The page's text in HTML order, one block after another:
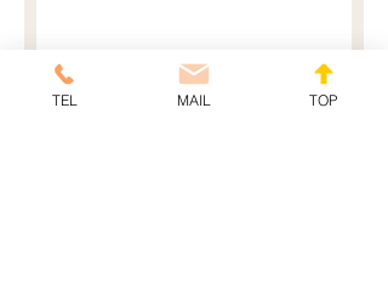
※プライバシーポリシーを表示
TEL MAIL TOP